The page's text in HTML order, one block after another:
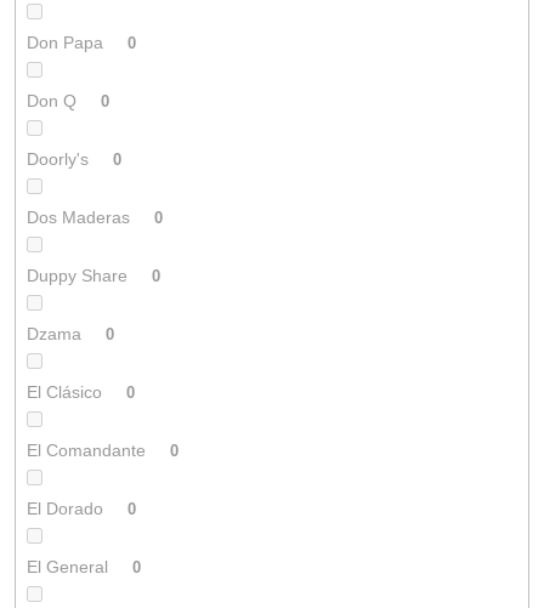
Don Papa 0
Don Q 0
Doorly's 0
Dos Maderas 0
Duppy Share 0
Dzama 0
El Clásico 0
El Comandante 0
El Dorado 0
El General 0